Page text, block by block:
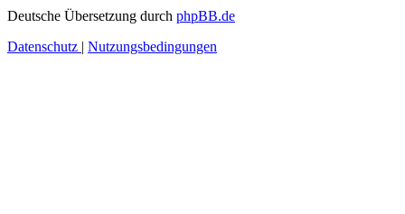
Deutsche Übersetzung durch phpBB.de
Datenschutz | Nutzungsbedingungen